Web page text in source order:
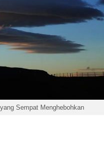
Sempat Menghebohkan